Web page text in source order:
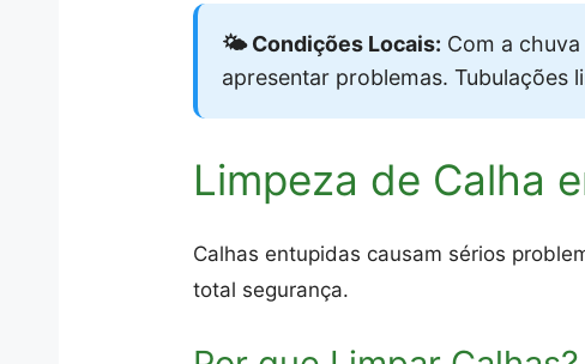
🌤️ Condições Locais: Com a
apresentar problemas. Tubulações
Limpeza de Calha
Calhas entupidas causam sérios
total segurança.